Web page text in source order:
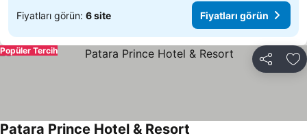
Fiyatları görün: 6 site Fiyatları görün
Paylaş
Popüler Tercih
Patara Prince Hotel & Resort